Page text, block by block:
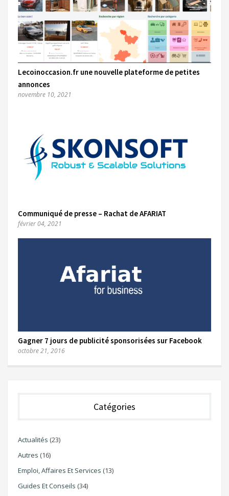
Lecoinoccasion.fr une nouvelle plateforme de petites
annonces
novembre 10, 2021
Communiqué de presse – Rachat de AFARIAT
février 04, 2021
Gagner 7 jours de publicité sponsorisées sur Facebook
octobre 21, 2016
Catégories
Actualités (23)
Autres (16)
Emploi, Affaires Et Services (13)
Guides Et Conseils (34)